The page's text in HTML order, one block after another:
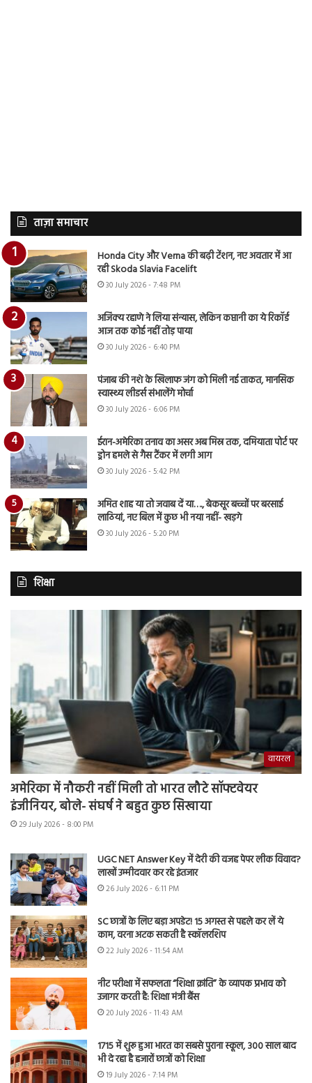
ताज़ा समाचार
Honda City और Verna की बढ़ी टेंशन, नए अवतार में आ
रही Skoda Slavia Facelift
30 July 2026 - 7:48 PM
अजिंक्य रहाणे ने लिया संन्यास, लेकिन कप्तानी का ये रिकॉर्ड
आज तक कोई नहीं तोड़ पाया
30 July 2026 - 6:40 PM
पंजाब की नशे के खिलाफ जंग को मिली नई ताकत, मानसिक
स्वास्थ्य लीडर्स संभालेंगे मोर्चा
30 July 2026 - 6:06 PM
ईरान-अमेरिका तनाव का असर अब मिस्र तक, दमियाता पोर्ट पर
ड्रोन हमले से गैस टैंकर में लगी आग
30 July 2026 - 5:42 PM
अमित शाह या तो जवाब दें या…., बेकसूर बच्चों पर बरसाई
लाठियां, नए बिल में कुछ भी नया नहीं- खड़गे
30 July 2026 - 5:20 PM
शिक्षा
वायरल
अमेरिका में नौकरी नहीं मिली तो भारत लौटे सॉफ्टवेयर
इंजीनियर, बोले- संघर्ष ने बहुत कुछ सिखाया
29 July 2026 - 8:00 PM
UGC NET Answer Key में देरी की वजह पेपर लीक विवाद?
लाखों उम्मीदवार कर रहे इंतजार
26 July 2026 - 6:11 PM
SC छात्रों के लिए बड़ा अपडेट! 15 अगस्त से पहले कर लें ये
काम, वरना अटक सकती है स्कॉलरशिप
22 July 2026 - 11:54 AM
नीट परीक्षा में सफलता “शिक्षा क्रांति” के व्यापक प्रभाव को
उजागर करती है: शिक्षा मंत्री बैंस
20 July 2026 - 11:43 AM
1715 में शुरू हुआ भारत का सबसे पुराना स्कूल, 300 साल बाद
भी दे रहा है हजारों छात्रों को शिक्षा
19 July 2026 - 7:14 PM